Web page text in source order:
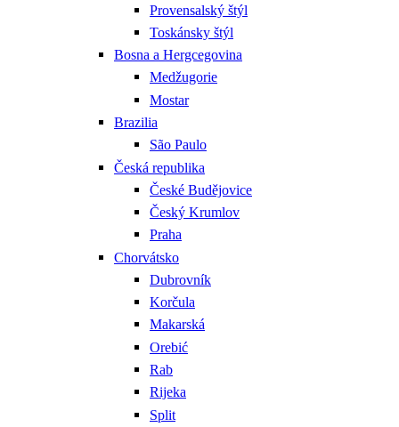
Provensalský štýl
Toskánsky štýl
Bosna a Hergcegovina
Medžugorie
Mostar
Brazilia
São Paulo
Česká republika
České Budějovice
Český Krumlov
Praha
Chorvátsko
Dubrovník
Korčula
Makarská
Orebić
Rab
Rijeka
Split